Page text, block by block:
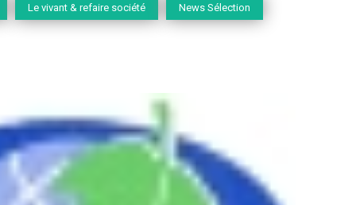
Le vivant & refaire société News Sélection